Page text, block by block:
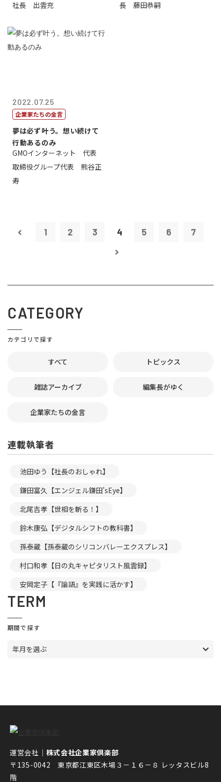
社長 出雲充
長 藤田恭嗣
2022.07.25
企業家たちの金言
夢は必ず叶う。想い続けて
行動あるのみ
GMOインターネット 代表
取締役グループ代表 熊谷正
寿
1 2 3 4 5 6 7
CATEGORY
カテゴリで探す
すべて トピックス
雑誌アーカイブ 編集長がゆく
企業家たちの金言
連載執筆者
池田ゆう【社長のおしゃれ】
鎌田富久【エンジェル鎌田’sEye】
北尾吉孝【世相を斬る！】
鈴木康弘【デジタルシフトの教科書】
孫泰蔵【孫泰蔵のシリコンバレーエクスプレス】
村口和孝【日の丸キャピタリスト風雲録】
安岡定子【『論語』を実践に活かす】
TERM
期間で探す
年月を選ぶ
運営会社｜ 株式会社企業家倶楽部
〒135-0042 東京都江東区木場３－１６－８ レッタスビル8
階